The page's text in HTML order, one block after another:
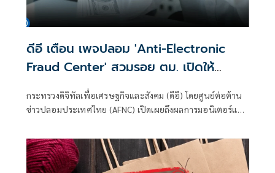
ดีอี เตือน เพจปลอม 'Anti-Electronic
Fraud Center' สวมรอย ตม. เปิดให้
ติดตามรับเงินคืนจาก 'สแกมเมอร์' ระวัง
สูญเงิน-ข้อมูลส่วนบุคคล
กระทรวงดิจิทัลเพื่อเศรษฐกิจและสังคม (ดีอี) โดยศูนย์ต่อต้าน
ข่าวปลอมประเทศไทย (AFNC) เปิดเผยถึงผลการมอนิเตอร์และ
ปัญหาภัยความมั่นคงและภัยทางสังคมของนายไชยชนก ชิดชอบ
รัฐมนตรีว่าการกระทรวงดิจิทัลเพื่อเศรษฐกิจและสังคม (ดีอี)
โดยยกระดับความสำคัญเรื่องการสร้างความตระหนักรู้เท่าทัน